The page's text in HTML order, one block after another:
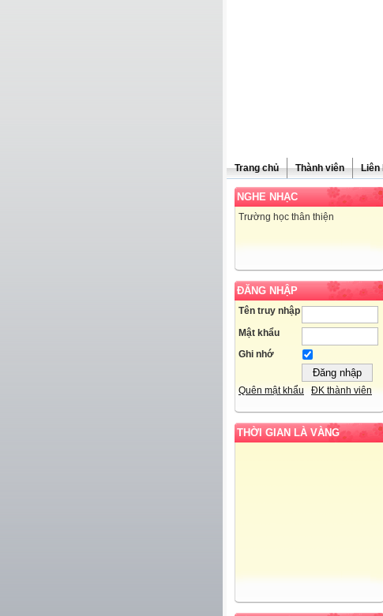
Trang chủ Thành viên Liên
NGHE NHẠC
Trường học thân thiện
ĐĂNG NHẬP
Tên truy nhập
Mật khẩu
Ghi nhớ
Quên mật khẩu ĐK thành viên
THỜI GIAN LÀ VÀNG